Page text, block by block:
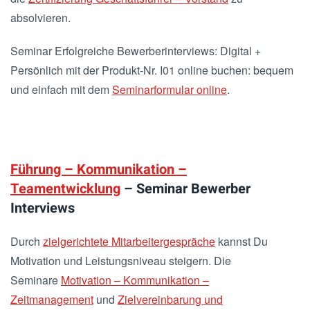
absolvieren.
Seminar Erfolgreiche Bewerberinterviews: Digital +
Persönlich mit der Produkt-Nr. I01 online buchen: bequem
und einfach mit demSeminarformular online.
Führung – Kommunikation –
Teamentwicklung – Seminar Bewerber
Interviews
Durch zielgerichtete Mitarbeitergespräche kannst Du
Motivation und Leistungsniveau steigern. Die
Seminare Motivation – Kommunikation –
Zeitmanagement und Zielvereinbarung und